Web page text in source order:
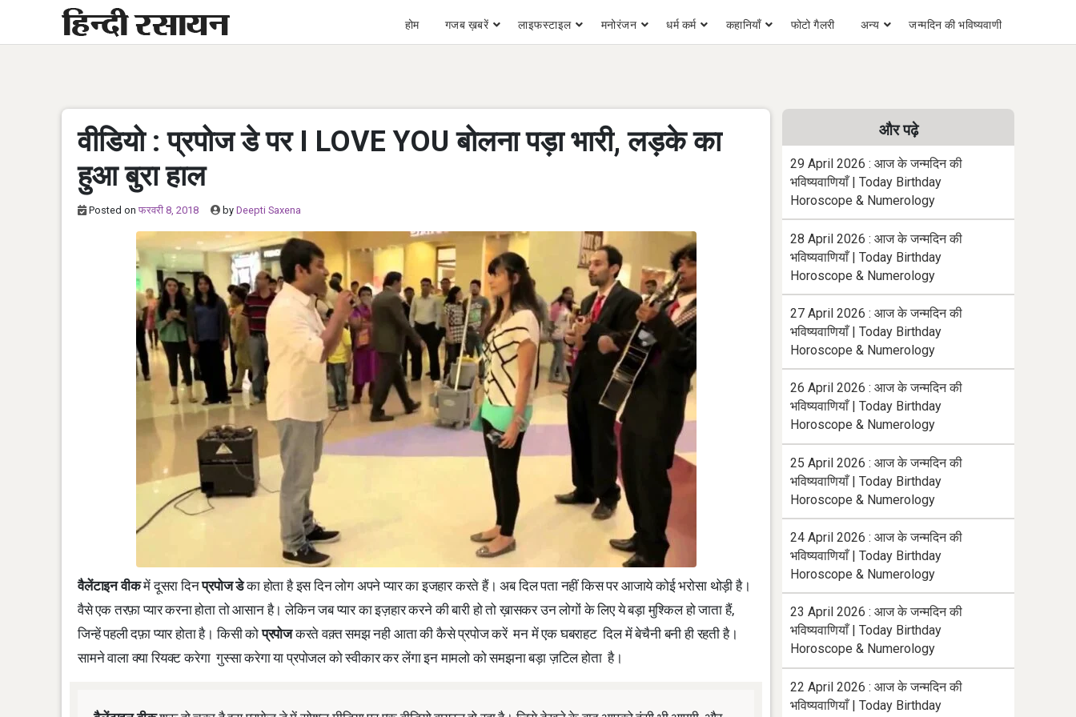
content
होम गजब ख़बरें लाइफस्टाइल मनोरंजन धर्म कर्म कहानियाँ फोटो गैलरी अन्य जन्मदिन की भविष्यवाणी
वीडियो : प्रपोज डे पर I LOVE YOU बोलना पड़ा भारी, लड़के का
हुआ बुरा हाल
Posted on फरवरी 8, 2018 by Deepti Saxena
वैलेंटाइन वीकमें दूसरा दिनप्रपोज डेका होता है इस दिन लोग अपने प्यार का इजहार करते हैं। अब दिल पता नहीं किस पर आजाये कोई भरोसा थोड़ी है।
वैसे एक तरफ़ा प्यार करना होता तो आसान है। लेकिन जब प्यार का इज़हार करने की बारी हो तो ख़ासकर उन लोगों के लिए ये बड़ा मुश्किल हो जाता हैं,
जिन्हें पहली दफ़ा प्यार होता है। किसी कोप्रपोजकरते वक़्त समझ नही आता की कैसे प्रपोज करें मन में एक घबराहट दिल में बेचैनी बनी ही रहती है।
सामने वाला क्या रियक्ट करेगा गुस्सा करेगा या प्रपोजल को स्वीकार कर लेंगा इन मामलो को समझना बड़ा ज़टिल होता है।
और पढ़े
29 April 2026 : आज के जन्मदिन की
भविष्यवाणियाँ | Today Birthday
Horoscope & Numerology
28 April 2026 : आज के जन्मदिन की
भविष्यवाणियाँ | Today Birthday
Horoscope & Numerology
27 April 2026 : आज के जन्मदिन की
भविष्यवाणियाँ | Today Birthday
Horoscope & Numerology
26 April 2026 : आज के जन्मदिन की
भविष्यवाणियाँ | Today Birthday
Horoscope & Numerology
25 April 2026 : आज के जन्मदिन की
भविष्यवाणियाँ | Today Birthday
Horoscope & Numerology
24 April 2026 : आज के जन्मदिन की
भविष्यवाणियाँ | Today Birthday
Horoscope & Numerology
23 April 2026 : आज के जन्मदिन की
भविष्यवाणियाँ | Today Birthday
Horoscope & Numerology
22 April 2026 : आज के जन्मदिन की
भविष्यवाणियाँ | Today Birthday